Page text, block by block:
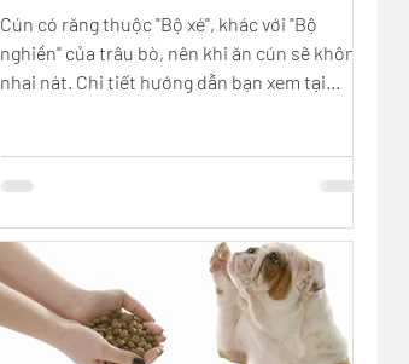
Cún có răng thuộc "Bộ xé", khác với "Bộ
nghiền" của trâu bò, nên khi ăn cún sẽ không
nhai nát. Chi tiết hướng dẫn bạn xem tại